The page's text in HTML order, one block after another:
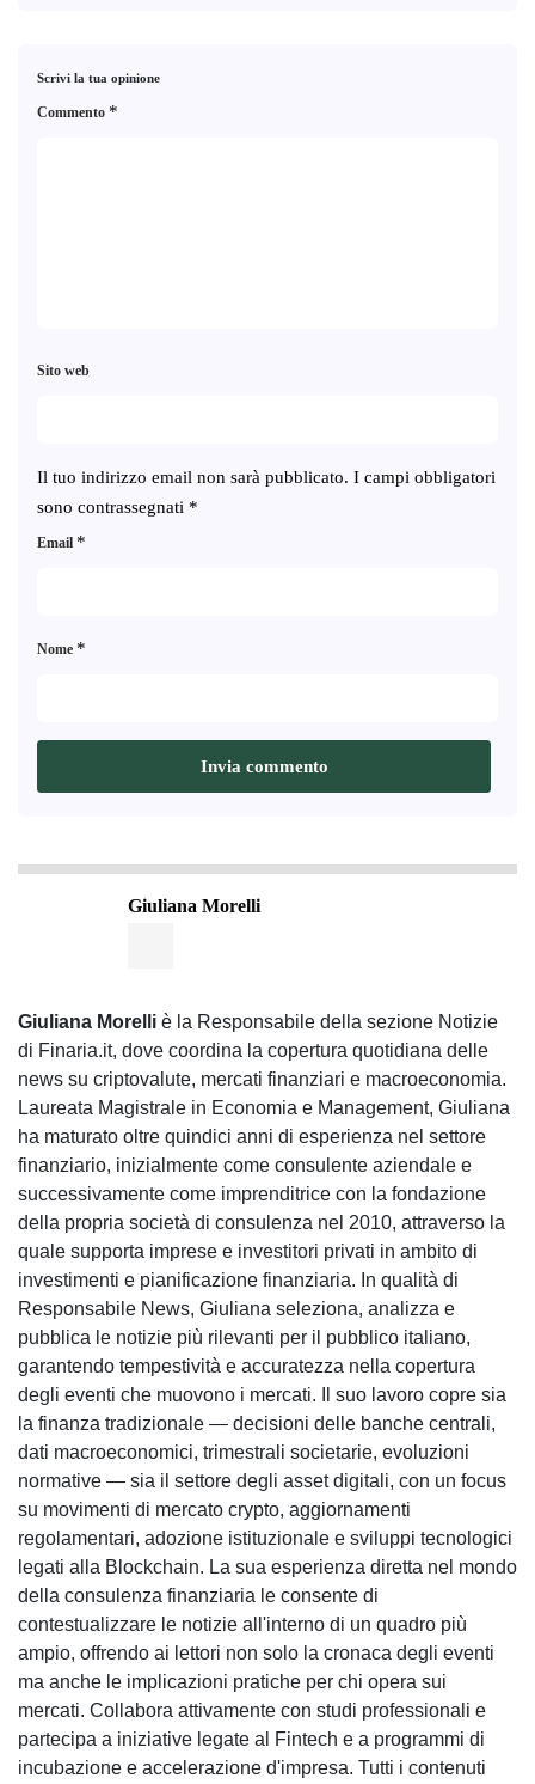
Scrivi la tua opinione
Il tuo indirizzo email non sarà pubblicato. I campi obbligatori
sono contrassegnati *
Commento *
Nome *
Email *
Sito web
Giuliana Morelli
Giuliana Morelli è la Responsabile della sezione Notizie
di Finaria.it, dove coordina la copertura quotidiana delle
news su criptovalute, mercati finanziari e macroeconomia.
Laureata Magistrale in Economia e Management, Giuliana
ha maturato oltre quindici anni di esperienza nel settore
finanziario, inizialmente come consulente aziendale e
successivamente come imprenditrice con la fondazione
della propria società di consulenza nel 2010, attraverso la
quale supporta imprese e investitori privati in ambito di
investimenti e pianificazione finanziaria. In qualità di
Responsabile News, Giuliana seleziona, analizza e
pubblica le notizie più rilevanti per il pubblico italiano,
garantendo tempestività e accuratezza nella copertura
degli eventi che muovono i mercati. Il suo lavoro copre sia
la finanza tradizionale — decisioni delle banche centrali,
dati macroeconomici, trimestrali societarie, evoluzioni
normative — sia il settore degli asset digitali, con un focus
su movimenti di mercato crypto, aggiornamenti
regolamentari, adozione istituzionale e sviluppi tecnologici
legati alla Blockchain. La sua esperienza diretta nel mondo
della consulenza finanziaria le consente di
contestualizzare le notizie all'interno di un quadro più
ampio, offrendo ai lettori non solo la cronaca degli eventi
ma anche le implicazioni pratiche per chi opera sui
mercati. Collabora attivamente con studi professionali e
partecipa a iniziative legate al Fintech e a programmi di
incubazione e accelerazione d'impresa. Tutti i contenuti